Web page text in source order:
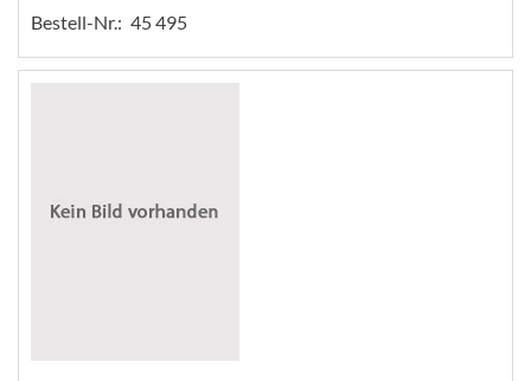
Bestell-Nr.: 45 495